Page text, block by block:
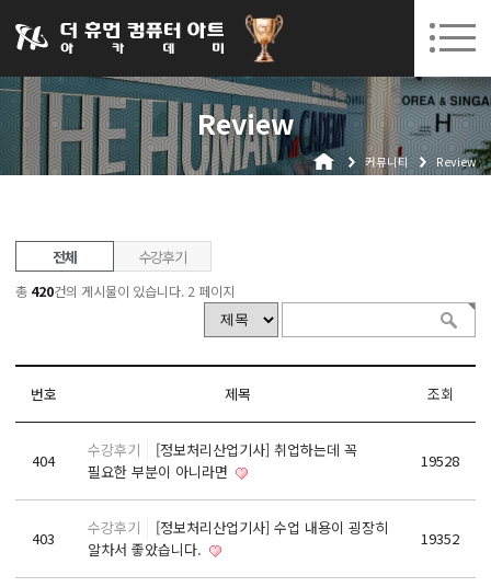
031-252-7277 수원캠퍼스 개강 08. 12.(수)
로그인 회원가입 고객센터
Review
커뮤니티 Review
전체 수강후기
총 420건의 게시물이 있습니다. 2 페이지
번호 제목 조회
404
수강후기
[정보처리산업기사] 취업하는데 꼭
필요한 부분이 아니라면
19528
403
수강후기
[정보처리산업기사] 수업 내용이 굉장히
알차서 좋았습니다.
19352
아카데미소개
인사말
오시는길
생성형AI
실업자
BIM 건축설계 및 실내건축설계(캐드(CAD),맥스(MAX),레빗(REVIT))실무자 양성과정
반응형/웹퍼블리셔/프론트엔드 웹개발자(웹디자인)
반응형/웹퍼블리셔/프론트엔드 웹개발자(웹디자인기능사 과정평가형)